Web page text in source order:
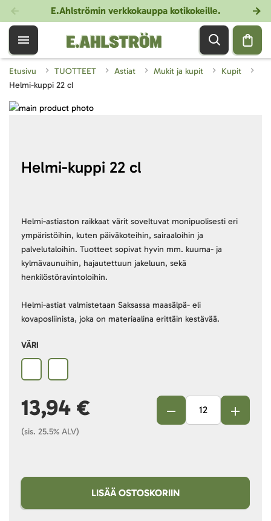
E.Ahlströmin verkkokauppa kotikokeille.
Etusivu TUOTTEET Astiat Mukit ja kupit
Kupit
Helmi-kuppi 22 cl
Helmi-kuppi 22 cl
Helmi-astiaston raikkaat värit soveltuvat monipuolisesti eri
ympäristöihin, kuten päiväkoteihin, sairaaloihin ja
palvelutaloihin. Tuotteet sopivat hyvin mm. kuuma- ja
kylmävaunuihin, hajautettuun jakeluun, sekä
henkilöstöravintoloihin.
Helmi-astiat valmistetaan Saksassa maasälpä- eli
kovaposliinista, joka on materiaalina erittäin kestävää.
VÄRI
13,94 €
(sis. 25.5% ALV)
LISÄÄ OSTOSKORIIN
Skip
beginning
gallery